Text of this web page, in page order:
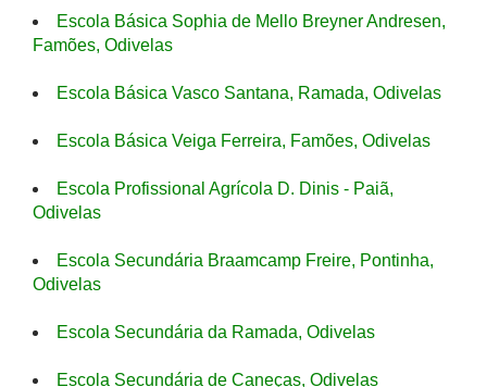
Escola Básica Sophia de Mello Breyner Andresen,
Famões, Odivelas
Escola Básica Vasco Santana, Ramada, Odivelas
Escola Básica Veiga Ferreira, Famões, Odivelas
Escola Profissional Agrícola D. Dinis - Paiã,
Odivelas
Escola Secundária Braamcamp Freire, Pontinha,
Odivelas
Escola Secundária da Ramada, Odivelas
Escola Secundária de Caneças, Odivelas